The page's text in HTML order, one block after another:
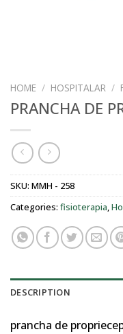
HOME / HOSPITALAR /
PRANCHA DE
SKU: MMH - 258
Categories: fisioterapia,
DESCRIPTION
prancha de